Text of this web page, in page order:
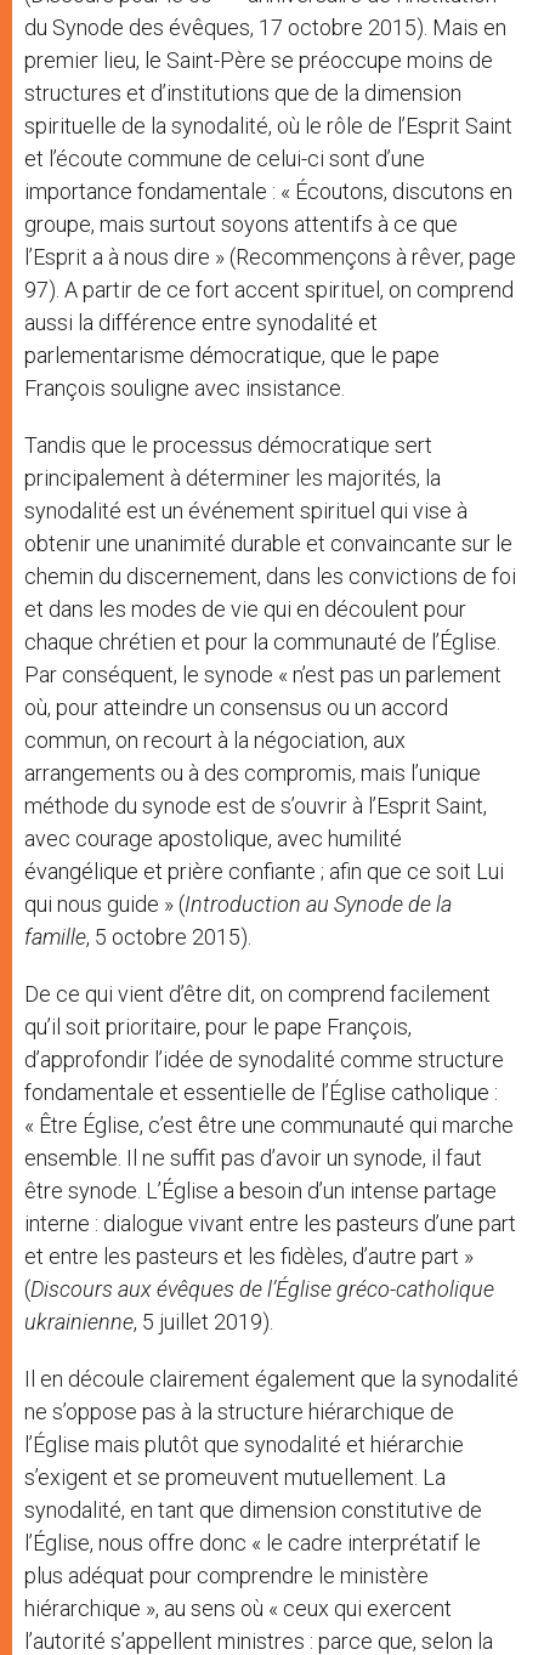
du Synode des évêques, 17 octobre 2015). Mais en
premier lieu, le Saint-Père se préoccupe moins de
structures et d’institutions que de la dimension
spirituelle de la synodalité, où le rôle de l’Esprit Saint
et l’écoute commune de celui-ci sont d’une
importance fondamentale : « Écoutons, discutons en
groupe, mais surtout soyons attentifs à ce que
l’Esprit a à nous dire » (Recommençons à rêver, page
97). A partir de ce fort accent spirituel, on comprend
aussi la différence entre synodalité et
parlementarisme démocratique, que le pape
François souligne avec insistance.
Tandis que le processus démocratique sert
principalement à déterminer les majorités, la
synodalité est un événement spirituel qui vise à
obtenir une unanimité durable et convaincante sur le
chemin du discernement, dans les convictions de foi
et dans les modes de vie qui en découlent pour
chaque chrétien et pour la communauté de l’Église.
Par conséquent, le synode « n’est pas un parlement
où, pour atteindre un consensus ou un accord
commun, on recourt à la négociation, aux
arrangements ou à des compromis, mais l’unique
méthode du synode est de s’ouvrir à l’Esprit Saint,
avec courage apostolique, avec humilité
évangélique et prière confiante ; afin que ce soit Lui
qui nous guide » (Introduction au Synode de la
famille, 5 octobre 2015).
De ce qui vient d’être dit, on comprend facilement
qu’il soit prioritaire, pour le pape François,
d’approfondir l’idée de synodalité comme structure
fondamentale et essentielle de l’Église catholique :
« Être Église, c’est être une communauté qui marche
ensemble. Il ne suffit pas d’avoir un synode, il faut
être synode. L’Église a besoin d’un intense partage
interne : dialogue vivant entre les pasteurs d’une part
et entre les pasteurs et les fidèles, d’autre part »
(Discours aux évêques de l’Église gréco-catholique
ukrainienne, 5 juillet 2019).
Il en découle clairement également que la synodalité
ne s’oppose pas à la structure hiérarchique de
l’Église mais plutôt que synodalité et hiérarchie
s’exigent et se promeuvent mutuellement. La
synodalité, en tant que dimension constitutive de
l’Église, nous offre donc « le cadre interprétatif le
plus adéquat pour comprendre le ministère
hiérarchique », au sens où « ceux qui exercent
l’autorité s’appellent ministres : parce que, selon la